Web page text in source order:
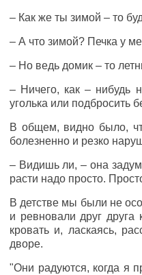
– Как же ты зимой – то
– А что зимой? Печка у
– Но ведь домик – то
– Ничего, как – нибудь
уголька или подбросить
В общем, видно было,
болезненно и резко
– Видишь ли, – она
расти надо просто.
В детстве мы были не
и ревновали друг
кровать и, ласкаясь,
дворе.
"Они радуются, когда я